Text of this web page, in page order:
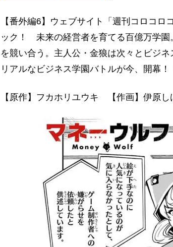
【番外編6】ウェブサイト「週刊コロコロ
ック！ 未来の経営者を育てる百億万学園
を競い合う。主人公・金狼は次々とビジ
リアルなビジネス学園バトルが今、開幕！
【原作】フカホリユウキ 【作画】伊原し